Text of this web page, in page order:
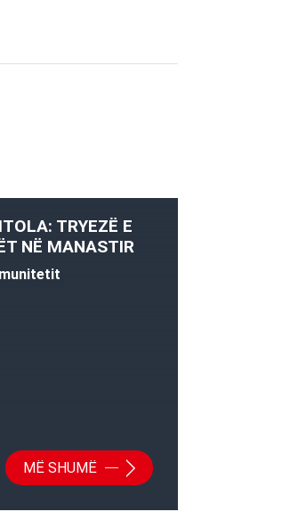
TRYEZË E
NË MANASTIR
MË SHUMË